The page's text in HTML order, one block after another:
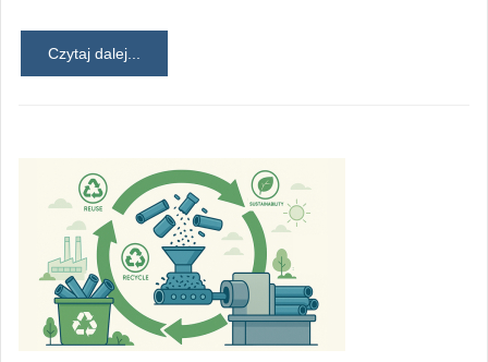
Czytaj dalej...